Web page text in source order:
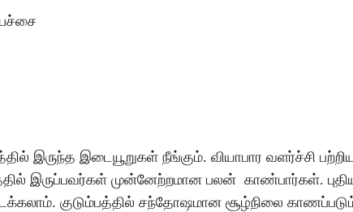
பச்சை
இருந்த இடையூறுகள் நீங்கும். வியாபார வளர்ச்சி
இருப்பவர்கள் முன்னேற்றமான பலன் காண்பார்கள்.
. குடும்பத்தில் சந்தோஷமான சூழ்நிலை